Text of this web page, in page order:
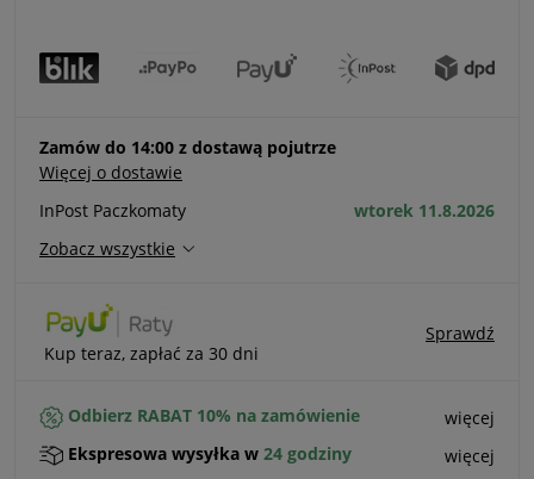
Zamów do 14:00 z dostawą pojutrze
Więcej o dostawie
InPost Paczkomaty
wtorek 11.8.2026
Zobacz wszystkie
Kup teraz, zapłać za 30 dni
Sprawdź
Odbierz RABAT 10% na zamówienie
więcej
Ekspresowa wysyłka w 24 godziny
więcej